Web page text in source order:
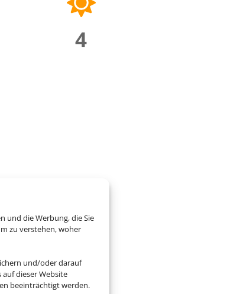
und die Werbung, die Sie
zu verstehen, woher
und/oder darauf
dieser Website
beeinträchtigt werden.
4